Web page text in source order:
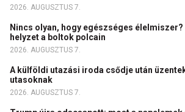
2026. AUGUSZTUS 7.
Nincs olyan, hogy egészséges
helyzet a boltok polcain
2026. AUGUSZTUS 7.
A külföldi utazási iroda csődje után
utasoknak
2026. AUGUSZTUS 7.